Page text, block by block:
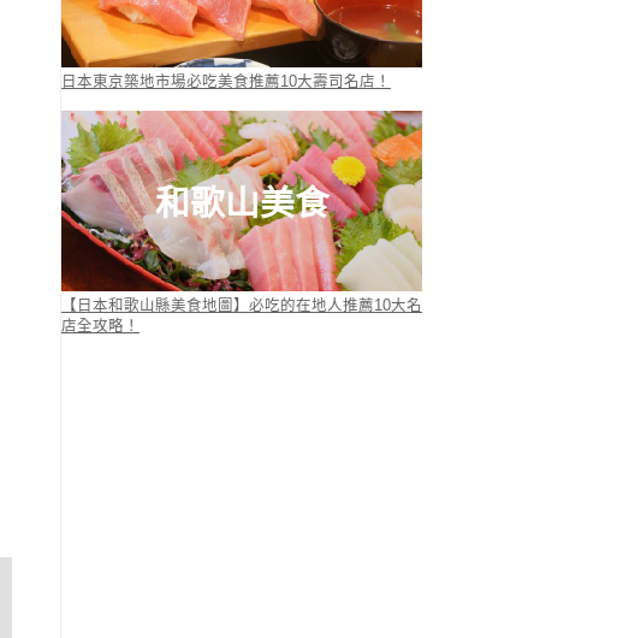
日本東京築地市場必吃美食推薦10大壽司名店！
和歌山美食
【日本和歌山縣美食地圖】必吃的在地人推薦10大名
店全攻略！